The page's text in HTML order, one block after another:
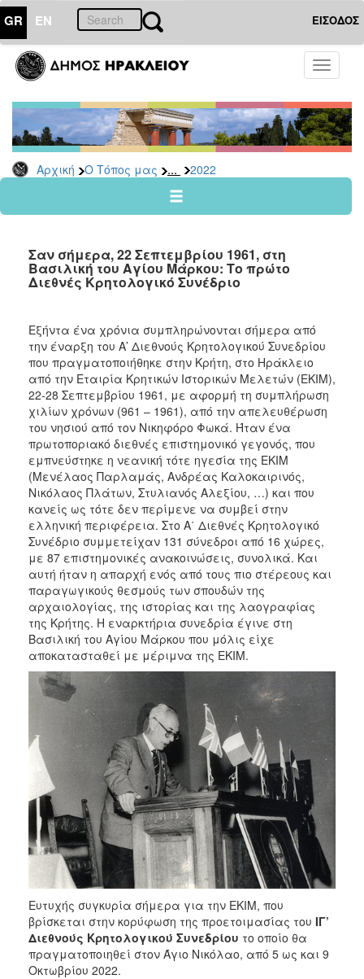
GR EN ΕΙΣΟΔΟΣ
Toggle
Αρχική Ο Τόπος μας ... 2022
ΤΟΠΟΣ
ΜΑΣ
Ανακοινώσεις
Αρχείο
2026
2024
2022
2021
2019
2018
2017
2016
2015
2012
2011
ΔΗΜΟΣ
ΠΟΛΙΤΙΣΜΟΣ
ΑΝΘΕΚΤΙΚΗ
ΠΟΛΗ
Σαν σήμερα, 22 Σεπτεμβρίου 1961, στη
Βασιλική του Αγίου Μάρκου: Το πρώτο
Διεθνές Κρητολογικό Συνέδριο
Εξήντα ένα χρόνια συμπληρώνονται σήμερα από
την έναρξη του Α’ Διεθνούς Κρητολογικού Συνεδρίου
που πραγματοποιήθηκε στην Κρήτη, στο Ηράκλειο
από την Εταιρία Κρητικών Ιστορικών Μελετών (ΕΚΙΜ),
22-28 Σεπτεμβρίου 1961, με αφορμή τη συμπλήρωση
χιλίων χρόνων (961 – 1961), από την απελευθέρωση
του νησιού από τον Νικηφόρο Φωκά. Ήταν ένα
πρωτοποριακό διεθνές επιστημονικό γεγονός, που
εμπνεύστηκε η νεανική τότε ηγεσία της ΕΚΙΜ
(Μενέλαος Παρλαμάς, Ανδρέας Καλοκαιρινός,
Νικόλαος Πλάτων, Στυλιανός Αλεξίου, …) και που
κανείς ως τότε δεν περίμενε να συμβεί στην
ελληνική περιφέρεια. Στο Α΄ Διεθνές Κρητολογικό
Συνέδριο συμμετείχαν 131 σύνεδροι από 16 χώρες,
με 87 επιστημονικές ανακοινώσεις, συνολικά. Και
αυτή ήταν η απαρχή ενός από τους πιο στέρεους και
παραγωγικούς θεσμούς των σπουδών της
αρχαιολογίας, της ιστορίας και της λαογραφίας
της Κρήτης. Η εναρκτήρια συνεδρία έγινε στη
Βασιλική του Αγίου Μάρκου που μόλις είχε
αποκατασταθεί με μέριμνα της ΕΚΙΜ.
Ευτυχής συγκυρία σήμερα για την ΕΚΙΜ, που
βρίσκεται στην κορύφωση της προετοιμασίας του ΙΓ’
Διεθνούς Κρητολογικού Συνεδρίου το οποίο θα
πραγματοποιηθεί στον Άγιο Νικόλαο, από 5 ως και 9
Οκτωβρίου 2022.